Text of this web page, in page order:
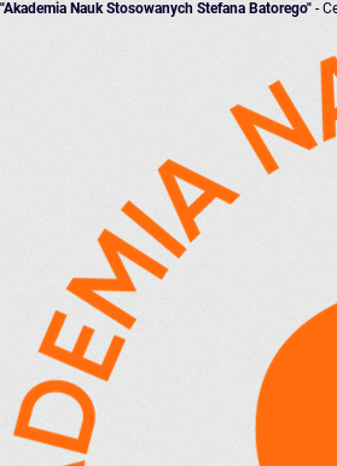
"Akademia Nauk Stosowanych Stefana Batorego" -